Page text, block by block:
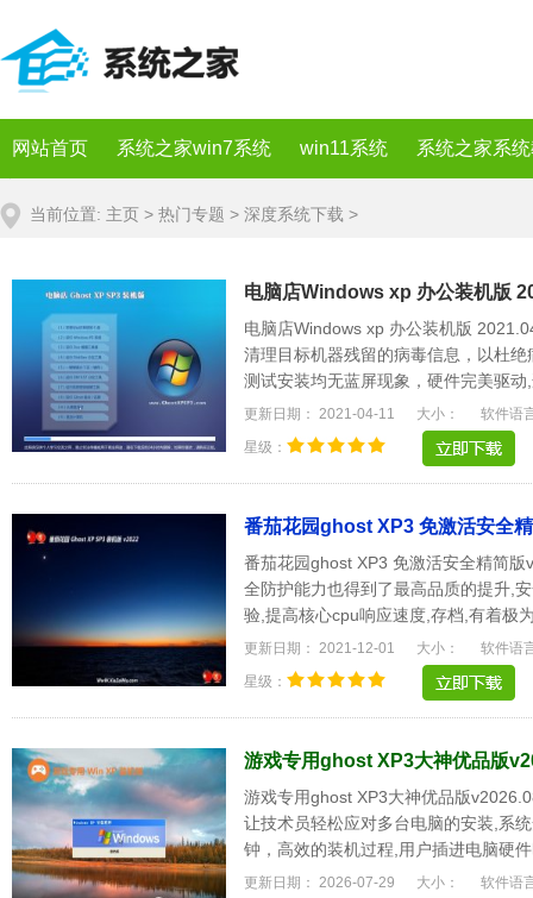
网站首页 系统之家win7系统 win11系统 系统之家系
当前位置: 主页 > 热门专题 > 深度系统下载 >
电脑店Windows xp 办公装机版
电脑店Windows xp 办公装机版
清理目标机器残留的病毒信息，以杜
测试安装均无蓝屏现象，硬件完美驱
名的驱动可以.....
更新日期： 2021-04-11 大小：
软件语
星级：
番茄花园ghost XP3 免激活安全
番茄花园ghost XP3 免激活安全精简
全防护能力也得到了最高品质的提升,
验,提高核心cpu响应速度,存档,有着极
方都是很家.....
更新日期： 2021-12-01 大小：
软件语
星级：
游戏专用ghost XP3大神优品版
游戏专用ghost XP3大神优品版
让技术员轻松应对多台电脑的安装,系
钟，高效的装机过程,用户插进电脑硬
更强大的软硬.....
更新日期： 2026-07-29 大小：
软件语